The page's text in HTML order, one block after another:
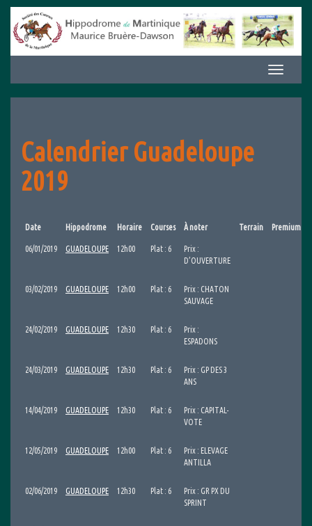
Aller
contenu
Afficher/
la
Calendrier Guadeloupe
2019
Date Hippodrome Horaire Courses À noter Terrain Premium
06/01/2019 GUADELOUPE 12h00 Plat : 6
Prix :
D’OUVERTURE
03/02/2019 GUADELOUPE 12h00 Plat : 6
Prix : CHATON
SAUVAGE
24/02/2019 GUADELOUPE 12h30 Plat : 6
Prix :
ESPADONS
24/03/2019 GUADELOUPE 12h30 Plat : 6
Prix : GP DES 3
ANS
14/04/2019 GUADELOUPE 12h30 Plat : 6
Prix : CAPITAL-
VOTE
12/05/2019 GUADELOUPE 12h00 Plat : 6
Prix : ELEVAGE
ANTILLA
02/06/2019 GUADELOUPE 12h30 Plat : 6
Prix : GR PX DU
SPRINT